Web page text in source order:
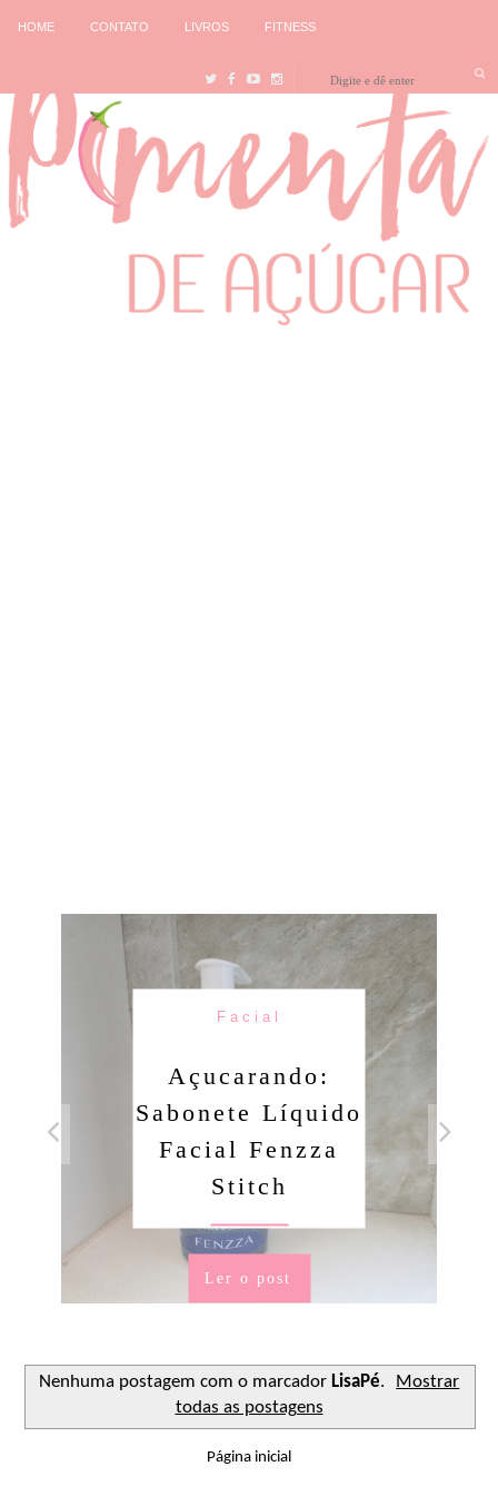
HOME CONTATO LIVROS FITNESS
Facial
Açucarando:
Sabonete Líquido
Facial Fenzza
Stitch
Ler o post
Nenhuma postagem com o marcador LisaPé.
Mostrar
todas as postagens
Página inicial